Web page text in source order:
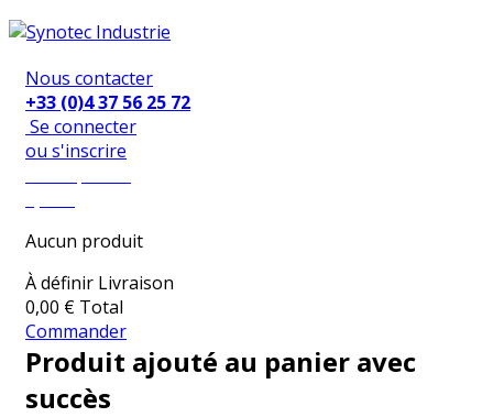
Nous contacter
+33 (0)4 37 56 25 72
Se connecter
ou s'inscrire
Aucun produit
À définir Livraison
0,00 € Total
Commander
Produit ajouté au panier avec
succès